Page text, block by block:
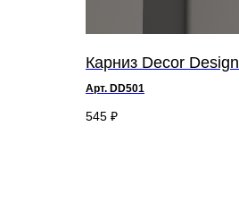
Карниз Decor Design
Арт. DD501
545 ₽